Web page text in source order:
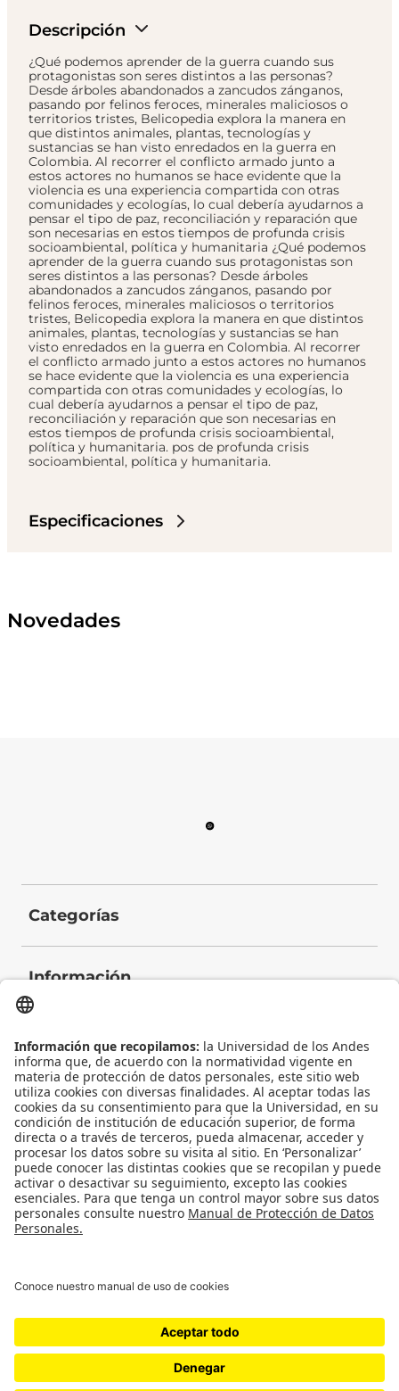
Descripción
¿Qué podemos aprender de la guerra cuando sus
protagonistas son seres distintos a las personas?
Desde árboles abandonados a zancudos zánganos,
pasando por felinos feroces, minerales maliciosos o
territorios tristes, Belicopedia explora la manera en
que distintos animales, plantas, tecnologías y
sustancias se han visto enredados en la guerra en
Colombia. Al recorrer el conflicto armado junto a
estos actores no humanos se hace evidente que la
violencia es una experiencia compartida con otras
comunidades y ecologías, lo cual debería ayudarnos a
pensar el tipo de paz, reconciliación y reparación que
son necesarias en estos tiempos de profunda crisis
socioambiental, política y humanitaria ¿Qué podemos
aprender de la guerra cuando sus protagonistas son
seres distintos a las personas? Desde árboles
abandonados a zancudos zánganos, pasando por
felinos feroces, minerales maliciosos o territorios
tristes, Belicopedia explora la manera en que distintos
animales, plantas, tecnologías y sustancias se han
visto enredados en la guerra en Colombia. Al recorrer
el conflicto armado junto a estos actores no humanos
se hace evidente que la violencia es una experiencia
compartida con otras comunidades y ecologías, lo
cual debería ayudarnos a pensar el tipo de paz,
reconciliación y reparación que son necesarias en
estos tiempos de profunda crisis socioambiental,
política y humanitaria. pos de profunda crisis
socioambiental, política y humanitaria.
Especificaciones
Novedades
Categorías
Información
Contacto
Universidad de los Andes | Vigilada Mineducación
Reconocimiento como Universidad: Decreto 1297 del 30 de mayo de 1964.
Reconocimiento personería jurídica: Resolución 28 del 23 de febrero de 1949
vigentes sobre propiedad Intelectual, por lo tanto su utilización parcial o total,
préstamo público e importación, total o parcial, en todo o en parte, en
formato impreso o digital y en cualquier formato conocido o por conocer, se
encuentran prohibidos, y solo serán lícitos en la medida en que se cuente con